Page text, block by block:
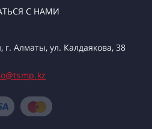
С НАМИ
г. Алматы, ул. Калдаякова, 38